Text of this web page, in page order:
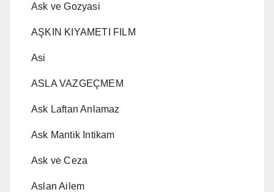
Ask ve Gozyasi
AŞKIN KIYAMETI FILM
Asi
ASLA VAZGEÇMEM
Ask Laftan Anlamaz
Ask Mantik Intikam
Ask ve Ceza
Aslan Ailem